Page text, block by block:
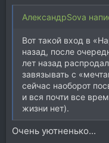
АлександрSova
Вот такой вход в
назад, после
лет назад
завязывать с
сейчас наоборот
и вся почти все
жизни нет).
Очень уютненько...